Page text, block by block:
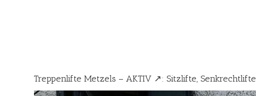
Treppenlifte Metzels – AKTIV ↗️: Sitzlifte, Senkrechtlifte